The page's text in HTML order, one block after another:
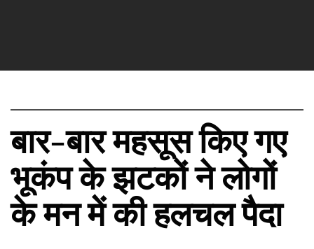
बार-बार महसूस किए गए
भूकंप के झटकों ने लोगों
के मन में की हलचल पैदा